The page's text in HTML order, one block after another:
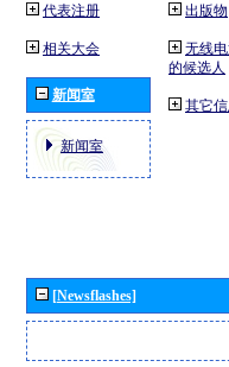
代表注册
相关大会
新闻室
新闻室
出版物
无线
的候选人
其它信
[Newsflashes]